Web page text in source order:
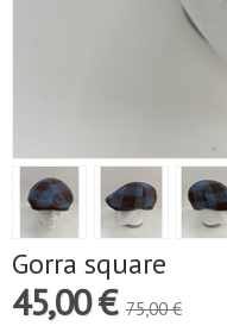
Gorra square
45,00 € 75,00 €